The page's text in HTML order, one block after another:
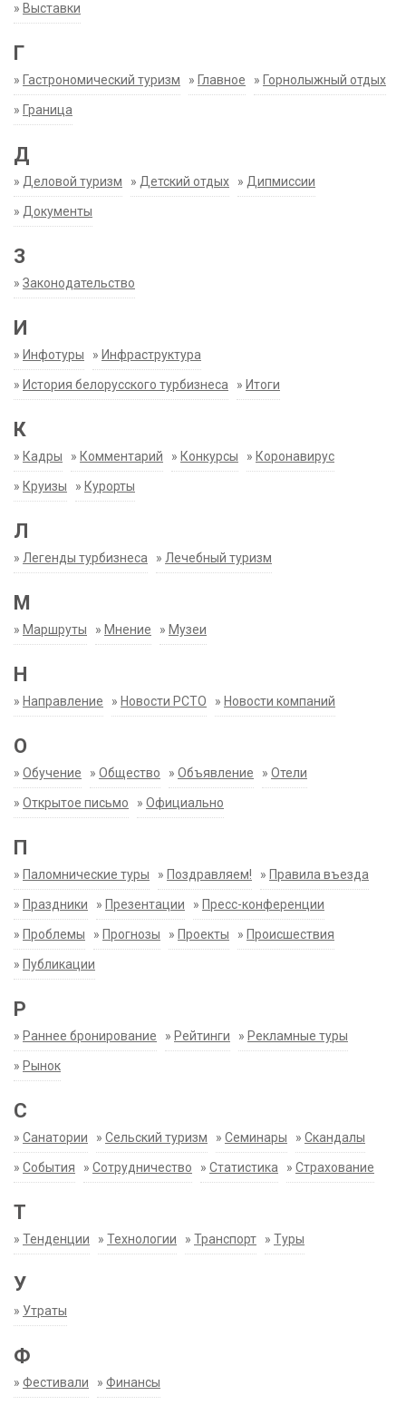
» Выставки
Г
» Гастрономический туризм » Главное » Горнолыжный отдых
» Граница
Д
» Деловой туризм » Детский отдых » Дипмиссии
» Документы
З
» Законодательство
И
» Инфотуры » Инфраструктура
» История белорусского турбизнеса » Итоги
К
» Кадры » Комментарий » Конкурсы » Коронавирус
» Круизы » Курорты
Л
» Легенды турбизнеса » Лечебный туризм
М
» Маршруты » Мнение » Музеи
Н
» Направление » Новости РСТО » Новости компаний
О
» Обучение » Общество » Объявление » Отели
» Открытое письмо » Официально
П
» Паломнические туры » Поздравляем! » Правила въезда
» Праздники » Презентации » Пресс-конференции
» Проблемы » Прогнозы » Проекты » Происшествия
» Публикации
Р
» Раннее бронирование » Рейтинги » Рекламные туры
» Рынок
С
» Санатории » Сельский туризм » Семинары » Скандалы
» События » Сотрудничество » Статистика » Страхование
Т
» Тенденции » Технологии » Транспорт » Туры
У
» Утраты
Ф
» Фестивали » Финансы